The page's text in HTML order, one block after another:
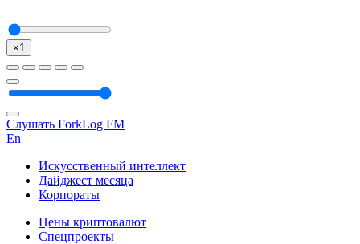
×1
Слушать ForkLog FM
En
Искусственный интеллект
Дайджест месяца
Корпораты
Цены криптовалют
Спецпроекты